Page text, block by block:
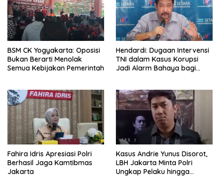
BSM CK Yogyakarta: Oposisi
Bukan Berarti Menolak
Semua Kebijakan Pemerintah
Hendardi: Dugaan Intervensi
TNI dalam Kasus Korupsi
Jadi Alarm Bahaya bagi
Fahira Idris Apresiasi Polri
Berhasil Jaga Kamtibmas
Jakarta
Kasus Andrie Yunus Disorot,
LBH Jakarta Minta Polri
Ungkap Pelaku hingga